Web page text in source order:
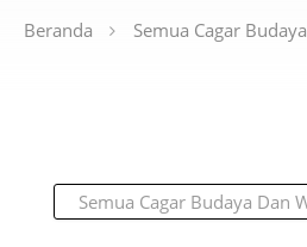
Beranda Semua Cagar Budaya